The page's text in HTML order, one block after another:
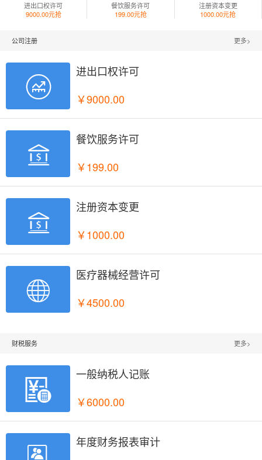
进出口权许可
9000.00元抢
餐饮服务许可
199.00元抢
注册资本变更
1000.00元抢
公司注册 更多>

进出口权许可
￥9000.00

餐饮服务许可
￥199.00

注册资本变更
￥1000.00

医疗器械经营许可
￥4500.00
财税服务 更多>

一般纳税人记账
￥6000.00
年度财务报表审计